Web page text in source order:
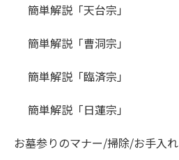
簡単解説「天台宗」
簡単解説「曹洞宗」
簡単解説「臨済宗」
簡単解説「日蓮宗」
お墓参りのマナー/掃除/お手入れ